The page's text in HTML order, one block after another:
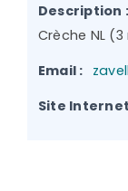
Description :
Crèche NL
Email :
Site